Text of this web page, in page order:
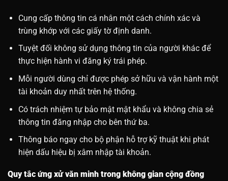
Cung cấp thông tin cá nhân một cách chính xác và
trùng khớp với các giấy tờ định danh.
Tuyệt đối không sử dụng thông tin của người khác để
thực hiện hành vi đăng ký trái phép.
Mỗi người dùng chỉ được phép sở hữu và vận hành một
tài khoản duy nhất trên hệ thống.
Có trách nhiệm tự bảo mật mật khẩu và không chia sẻ
thông tin đăng nhập cho bên thứ ba.
Thông báo ngay cho bộ phận hỗ trợ kỹ thuật khi phát
hiện dấu hiệu bị xâm nhập tài khoản.
Quy tắc ứng xử văn minh trong không gian cộng đồng